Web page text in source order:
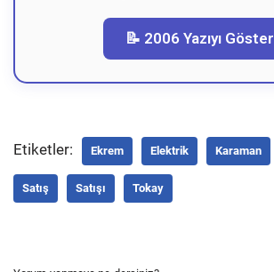
📝 2006 Yazıyı Göster
Etiketler: Ekrem Elektrik Karaman
Satış Satışı Tokay